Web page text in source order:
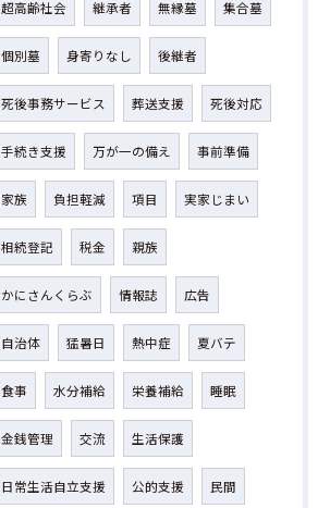
超高齢社会 継承者 無縁墓 集合墓
個別墓 身寄りなし 後継者
死後事務サービス 葬送支援 死後対応
手続き支援 万が一の備え 事前準備
家族 負担軽減 項目 実家じまい
相続登記 税金 親族
かにさんくらぶ 情報誌 広告
自治体 猛暑日 熱中症 夏バテ
食事 水分補給 栄養補給 睡眠
金銭管理 交流 生活保護
日常生活自立支援 公的支援 民間